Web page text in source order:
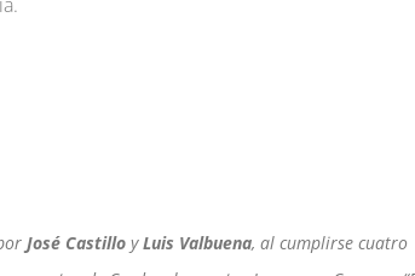
José Castillo yLuis Valbuena, al cumplirse cuatro